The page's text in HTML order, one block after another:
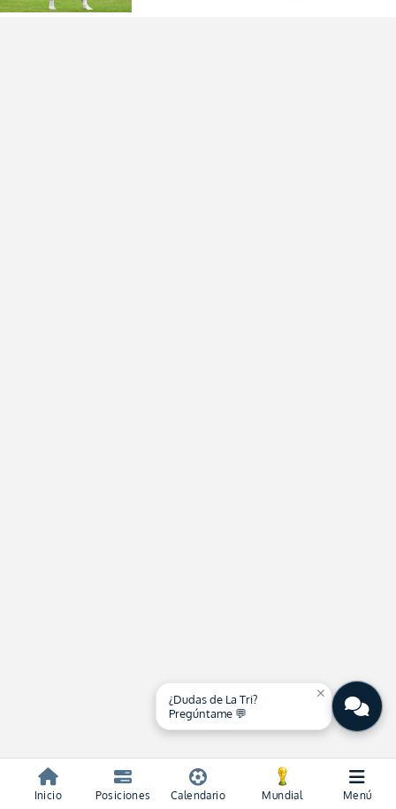
Inicio Posiciones Calendario Mundial Menú
close
¿Dudas de La Tri?
Pregúntame 💬